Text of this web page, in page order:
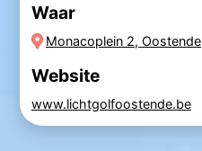
Waar
Monacoplein 2, Oostende
Website
www.lichtgolfoostende.be